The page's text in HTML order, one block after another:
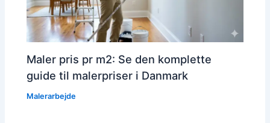
Maler pris pr m2: Se den komplette
guide til malerpriser i Danmark
Malerarbejde